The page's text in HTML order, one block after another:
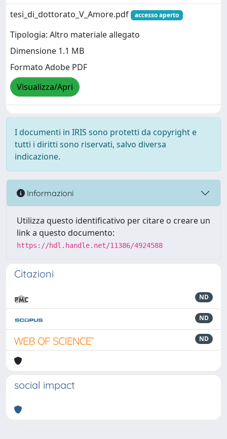
tesi_di_dottorato_V_Amore.pdf accesso aperto
Tipologia: Altro materiale allegato
Dimensione 1.1 MB
Formato Adobe PDF
Visualizza/Apri
I documenti in IRIS sono protetti da copyright e
tutti i diritti sono riservati, salvo diversa
indicazione.
Informazioni
Utilizza questo identificativo per citare o creare un
link a questo documento:
https://hdl.handle.net/11386/4924588
Citazioni
ND
ND
ND
social impact